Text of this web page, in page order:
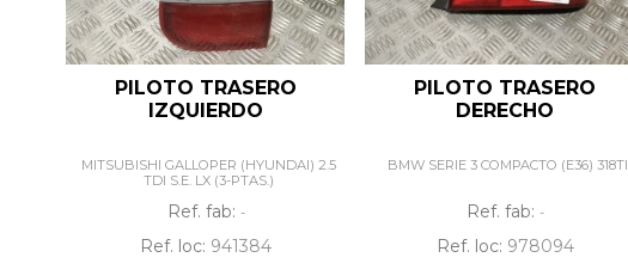
PILOTO TRASERO
IZQUIERDO
MITSUBISHI GALLOPER (HYUNDAI) 2.5
TDI S.E. LX (3-PTAS.)
Ref. fab: -
Ref. loc: 941384
PILOTO TRASERO
DERECHO
BMW SERIE 3 COMPACTO (E36) 318TI
Ref. fab: -
Ref. loc: 978094